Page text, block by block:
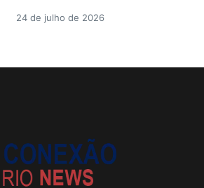
24 de julho de 2026